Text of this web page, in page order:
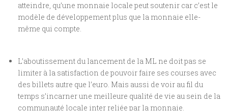
atteindre, qu’une monnaie locale peut soutenir car c’est le
modèle de développement plus que la monnaie elle-
même qui compte.
L’aboutissement du lancement de la ML ne doit pas se
limiter à la satisfaction de pouvoir faire ses courses avec
des billets autre que l’euro. Mais aussi de voir au fil du
temps s’incarner une meilleure qualité de vie au sein de la
communauté locale inter reliée par la monnaie.